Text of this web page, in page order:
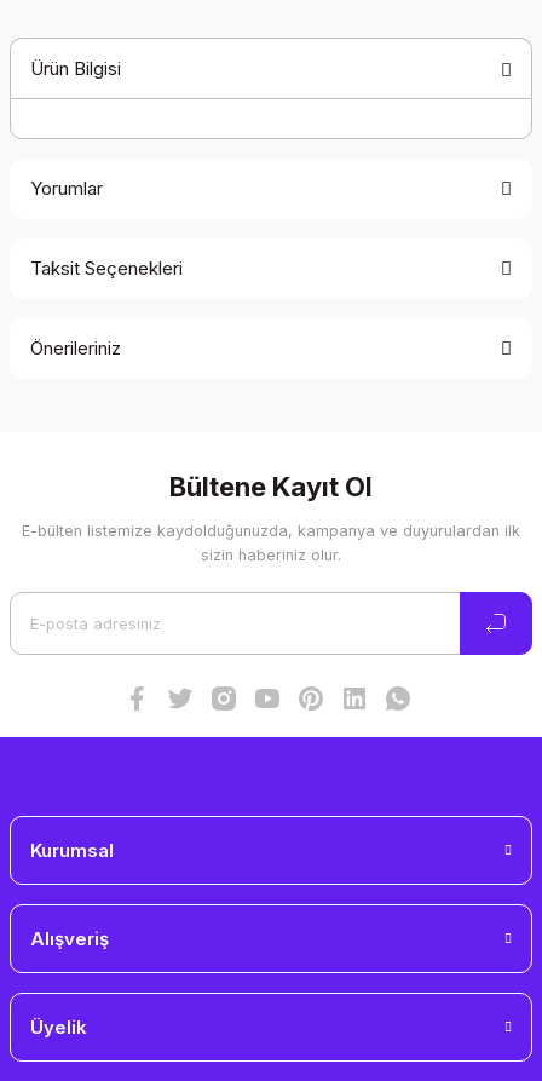
Ürün Bilgisi
Yorumlar
Taksit Seçenekleri
Önerileriniz
Görüş ve önerileriniz için teşekkür ederiz.
Ürün resmi kalitesiz, bozuk veya görüntülenemiyor.
Bültene Kayıt Ol
E-bülten listemize kaydolduğunuzda, kampanya ve duyurulardan ilk
sizin haberiniz olur.
Kurumsal
Alışveriş
Üyelik